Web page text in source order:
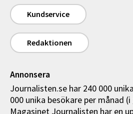
Kundservice
Redaktionen
Annonsera
Journalisten.se har 240 000
000 unika besökare per månad
Magasinet Journalisten har en